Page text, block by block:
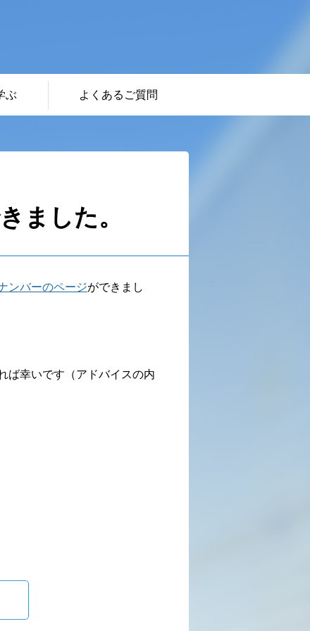
ぶ よくあるご質問
ました。
ンバーのページができまし
ば幸いです（アドバイスの内